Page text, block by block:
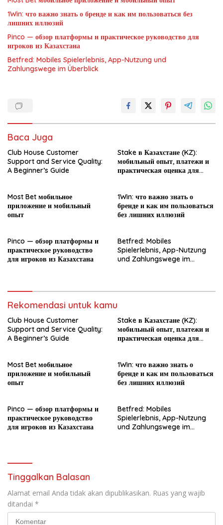
1Win: что важно знать о бренде и как им пользоваться без
лишних иллюзий
Pinco — обзор платформы и практическое руководство для
игроков из Казахстана
Betfred: Mobiles Spielerlebnis, App-Nutzung und
Zahlungswege im Überblick
Baca Juga
Club House Customer
Support and Service Quality:
A Beginner’s Guide
Stake в Казахстане (KZ):
мобильный опыт, платежи и
практическая оценка для
Most Bet мобильное
приложение и мобильный
опыт
1Win: что важно знать о
бренде и как им пользоваться
без лишних иллюзий
Pinco — обзор платформы и
практическое руководство
для игроков из Казахстана
Betfred: Mobiles
Spielerlebnis, App-Nutzung
und Zahlungswege im
Rekomendasi untuk kamu
Club House Customer
Support and Service Quality:
A Beginner’s Guide
Stake в Казахстане (KZ):
мобильный опыт, платежи и
практическая оценка для
Most Bet мобильное
приложение и мобильный
опыт
1Win: что важно знать о
бренде и как им пользоваться
без лишних иллюзий
Pinco — обзор платформы и
практическое руководство
для игроков из Казахстана
Betfred: Mobiles
Spielerlebnis, App-Nutzung
und Zahlungswege im
Tinggalkan Balasan
Alamat email Anda tidak akan dipublikasikan. Ruas yang wajib
ditandai *